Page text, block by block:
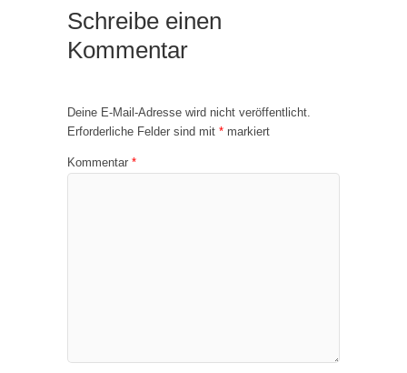
Schreibe einen
Kommentar
Deine E-Mail-Adresse wird nicht veröffentlicht.
Erforderliche Felder sind mit * markiert
Kommentar *